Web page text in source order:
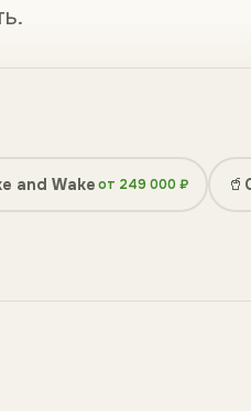
and Wakeот 249 000 ₽ 🥤